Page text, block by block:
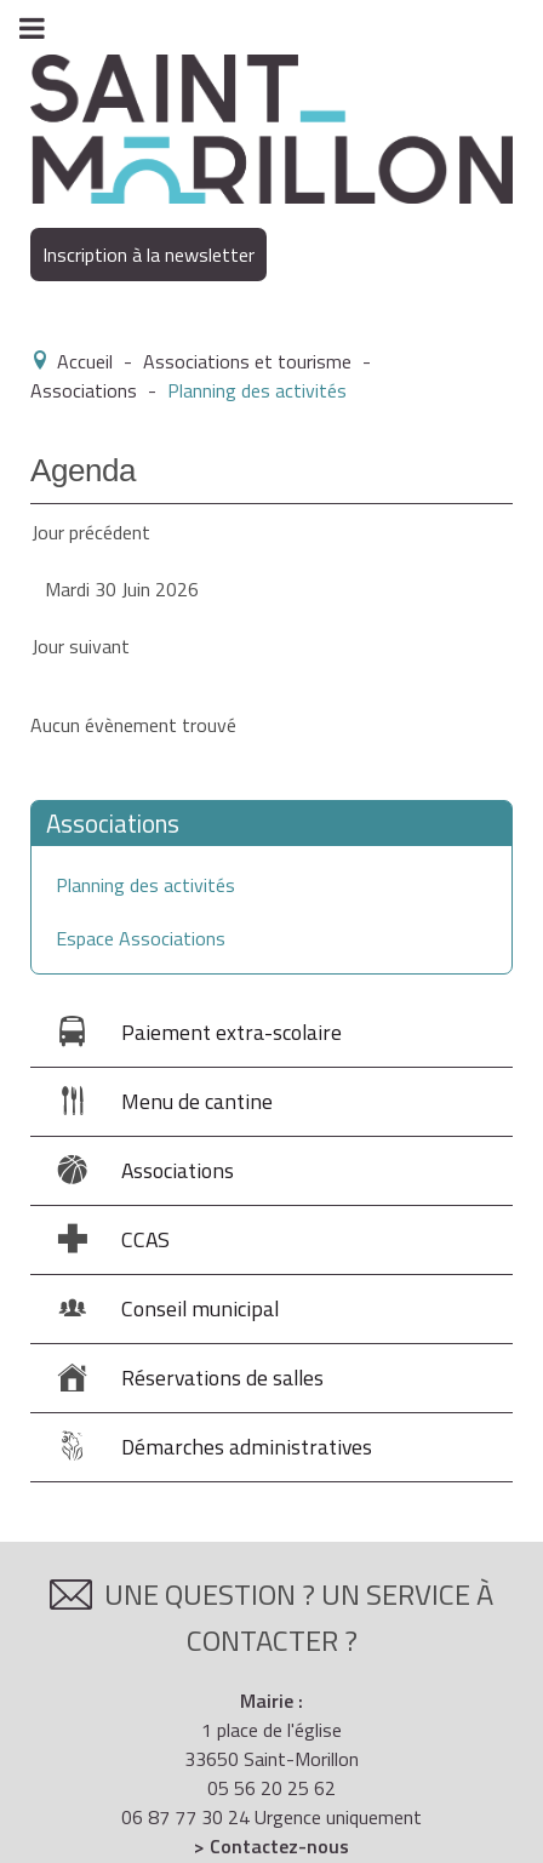
Inscription à la newsletter
Accueil - Associations et tourisme -
Associations - Planning des activités
Agenda
Jour précédent
Mardi 30 Juin 2026
Jour suivant
Aucun évènement trouvé
Associations
Planning des activités
Espace Associations
Paiement extra-scolaire
Menu de cantine
Associations
CCAS
Conseil municipal
Réservations de salles
Démarches administratives
UNE QUESTION ? UN SERVICE À
CONTACTER ?
Mairie :
1 place de l'église
33650 Saint-Morillon
05 56 20 25 62
06 87 77 30 24 Urgence uniquement
> Contactez-nous